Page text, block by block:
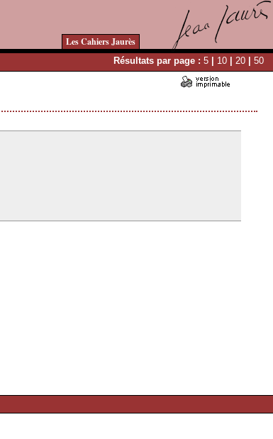
Les Cahiers Jaurès
Résultats par page : 5 | 10 | 20 | 50